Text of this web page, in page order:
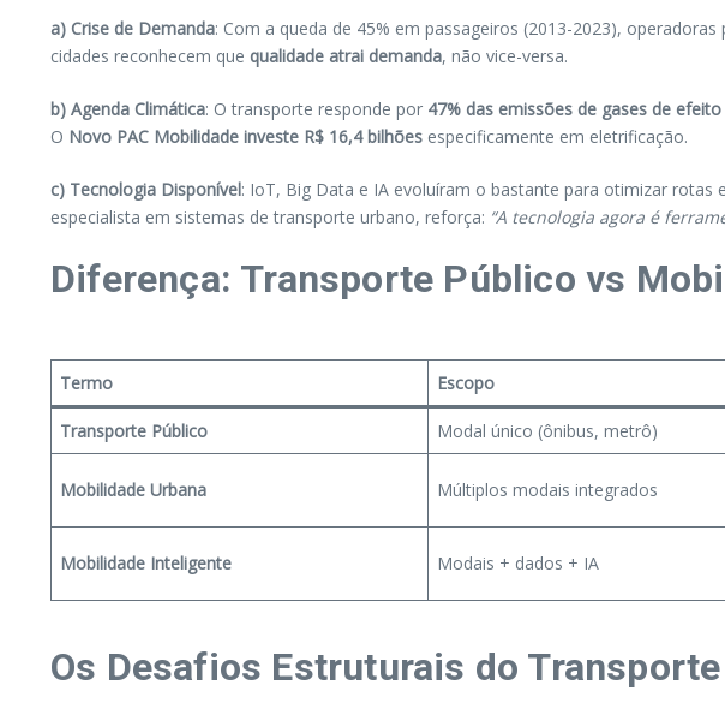
a) Crise de Demanda: Com a queda de 45% em passageiros (2013-2023),
cidades reconhecem que qualidade atrai demanda, não vice-versa.
b) Agenda Climática: O transporte responde por 47% das emissões de gases de
O Novo PAC Mobilidade investe R$ 16,4 bilhões especificamente em eletrificação.
c) Tecnologia Disponível: IoT, Big Data e IA evoluíram o bastante para otimizar
especialista em sistemas de transporte urbano, reforça: “A tecnologia agora é
Diferença: Transporte Público vs
Termo Escopo
Transporte Público Modal único (ônibus, metrô)
Mobilidade Urbana Múltiplos modais integrados
Mobilidade Inteligente Modais + dados + IA
Os Desafios Estruturais do